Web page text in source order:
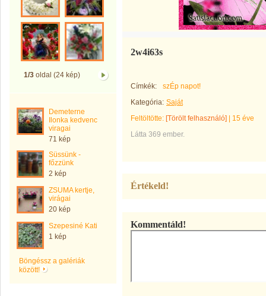
1/3oldal (24 kép)
Demeterne
Ilonka kedvenc
viragai
71 kép
Süssünk -
főzzünk
2 kép
ZSUMA kertje,
virágai
20 kép
Szepesiné Kati
1 kép
Böngéssz a galériák
között!
2w4i63s
Címkék:
szÉp napot!
Kategória: Saját
Feltöltötte: [Törölt felhasználó]
15 éve
Látta 369 ember.
Értékeld!
Kommentáld!